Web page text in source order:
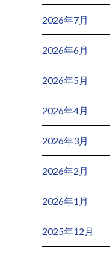
2026年7月
2026年6月
2026年5月
2026年4月
2026年3月
2026年2月
2026年1月
2025年12月